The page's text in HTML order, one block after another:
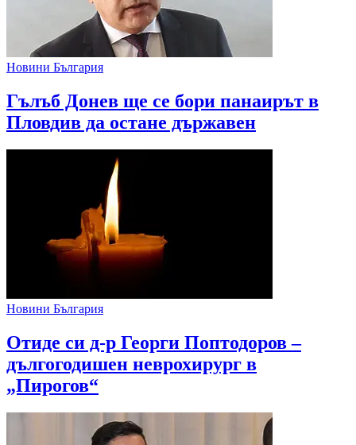
Новини България
Гълъб Донев ще се бори панаирът в
Пловдив да остане държавен
Новини България
Отиде си д-р Георги Поптодоров –
дългогодишен неврохирург в
„Пирогов“